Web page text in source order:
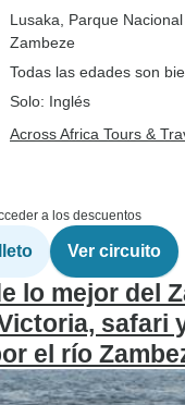
Lusaka , Parque
Zambeze
Todas las edades son
Solo: Inglés
Across Africa Tours &
a los descuentos
Ver circuito
lo mejor del
safari
el río